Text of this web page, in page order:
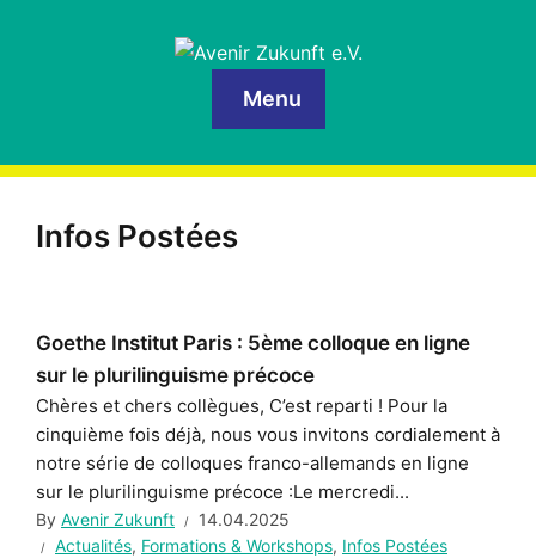
Menu
Infos Postées
Goethe Institut Paris : 5ème colloque en ligne
sur le plurilinguisme précoce
Chères et chers collègues, C’est reparti ! Pour la
cinquième fois déjà, nous vous invitons cordialement à
notre série de colloques franco-allemands en ligne
sur le plurilinguisme précoce :Le mercredi...
By Avenir Zukunft
14.04.2025
Actualités, Formations & Workshops, Infos Postées